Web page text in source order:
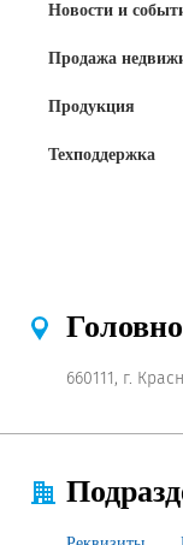
Новости и
Продажа
Продукция
Техподдержка
660111, г.